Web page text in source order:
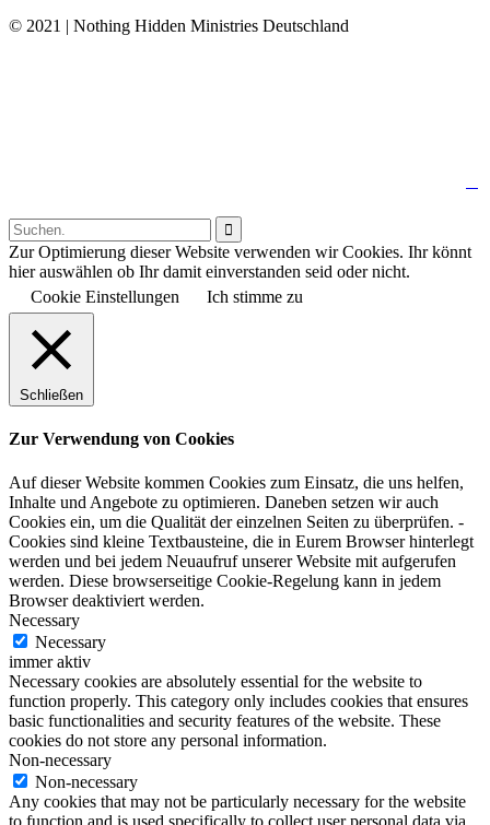
© 2021 | Nothing Hidden Ministries Deutschland

Zur Optimierung dieser Website verwenden wir Cookies. Ihr könnt
hier auswählen ob Ihr damit einverstanden seid oder nicht.
Cookie Einstellungen
Ich stimme zu
Schließen
Zur Verwendung von Cookies
Auf dieser Website kommen Cookies zum Einsatz, die uns helfen,
Inhalte und Angebote zu optimieren. Daneben setzen wir auch
Cookies ein, um die Qualität der einzelnen Seiten zu überprüfen. -
Cookies sind kleine Textbausteine, die in Eurem Browser hinterlegt
werden und bei jedem Neuaufruf unserer Website mit aufgerufen
werden. Diese browserseitige Cookie-Regelung kann in jedem
Browser deaktiviert werden.
Necessary
Necessary
immer aktiv
Necessary cookies are absolutely essential for the website to
function properly. This category only includes cookies that ensures
basic functionalities and security features of the website. These
cookies do not store any personal information.
Non-necessary
Non-necessary
Any cookies that may not be particularly necessary for the website
to function and is used specifically to collect user personal data via